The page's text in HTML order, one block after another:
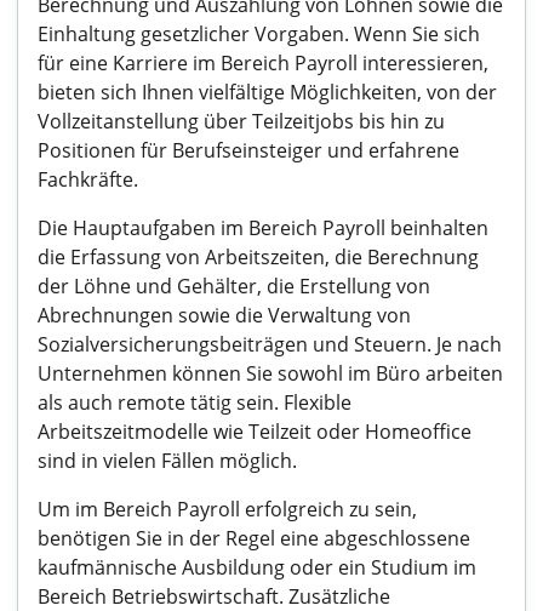
Einhaltung gesetzlicher Vorgaben. Wenn Sie sich
für eine Karriere im Bereich Payroll interessieren,
bieten sich Ihnen vielfältige Möglichkeiten, von der
Vollzeitanstellung über Teilzeitjobs bis hin zu
Positionen für Berufseinsteiger und erfahrene
Fachkräfte.
Die Hauptaufgaben im Bereich Payroll beinhalten
die Erfassung von Arbeitszeiten, die Berechnung
der Löhne und Gehälter, die Erstellung von
Abrechnungen sowie die Verwaltung von
Sozialversicherungsbeiträgen und Steuern. Je nach
Unternehmen können Sie sowohl im Büro arbeiten
als auch remote tätig sein. Flexible
Arbeitszeitmodelle wie Teilzeit oder Homeoffice
sind in vielen Fällen möglich.
Um im Bereich Payroll erfolgreich zu sein,
benötigen Sie in der Regel eine abgeschlossene
kaufmännische Ausbildung oder ein Studium im
Bereich Betriebswirtschaft. Zusätzliche